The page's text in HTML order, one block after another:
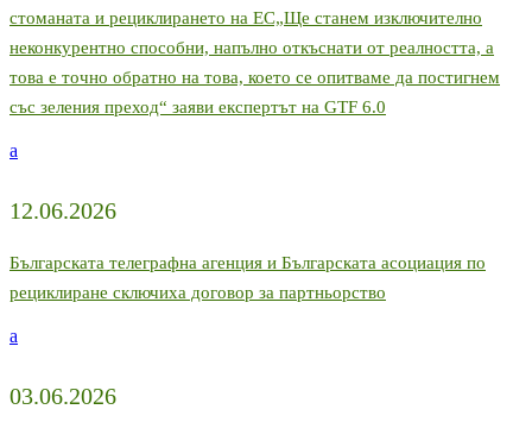
стоманата и рециклирането на ЕС„Ще станем изключително
неконкурентно способни, напълно откъснати от реалността, а
това е точно обратно на това, което се опитваме да постигнем
със зеления преход“ заяви експертът на GTF 6.0
a
12.06.2026
Българската телеграфна агенция и Българската асоциация по
рециклиране сключиха договор за партньорство
a
03.06.2026